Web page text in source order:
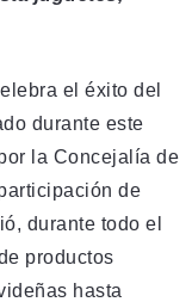
el éxito del
durante este
la Concejalía de
de
durante todo el
productos
hasta